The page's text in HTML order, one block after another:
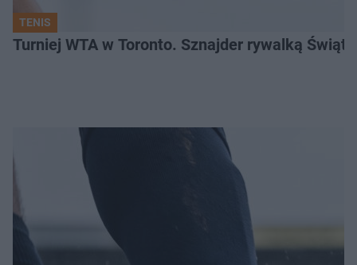
TENIS
Turniej WTA w Toronto. Sznajder rywalką